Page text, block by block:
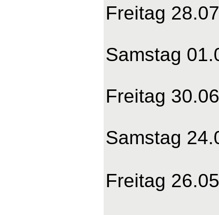
Freitag
Samstag
Freitag
Samstag
Freitag